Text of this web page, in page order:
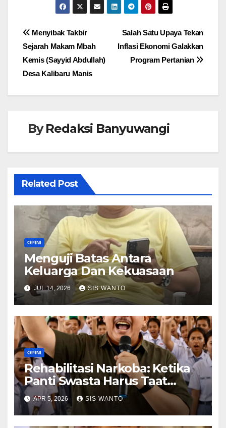
Navigasi
pos
Salah Satu Upaya Tekan
Inflasi Ekonomi Galakkan
Program Pertanian
Menyibak Takbir
Sejarah Makam Mbah
Kemis (Sayyid Abdullah)
Desa Kalibaru Manis
ByRedaksi Banyuwangi
Related Post
OPINI
Menguji Batas Antara
Keluarga Dan Kekuasaan
JUL 14, 2026 SIS WANTO
OPINI
Rehabilitasi Narkoba: Ketika
Panti Swasta Harus Taat
Regulasi
APR 5, 2026 SIS WANTO